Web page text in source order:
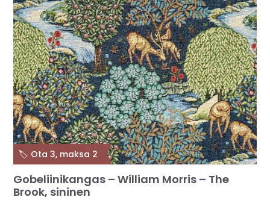
Gobeliinikangas – William Morris – The
Brook, sininen
🏷️ Ota 3, maksa 2